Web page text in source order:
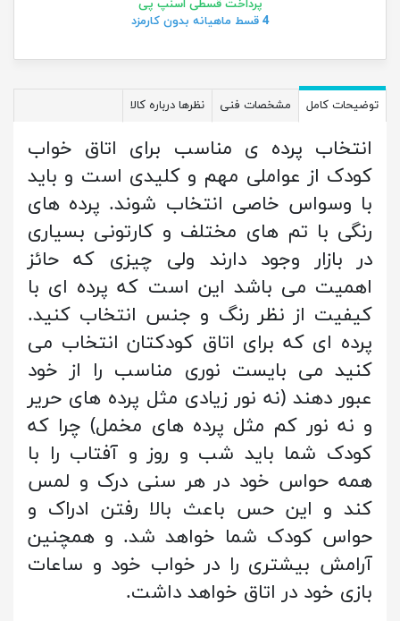
پرداخت قسطی اسنپ پی
4 قسط ماهیانه بدون کارمزد
توضیحات کامل مشخصات فنی نظرها درباره کالا
انتخاب پرده ی مناسب برای اتاق خواب
کودک از عواملی مهم و کلیدی است و باید
با وسواس خاصی انتخاب شوند. پرده های
رنگی با تم های مختلف و کارتونی بسیاری
در بازار وجود دارند ولی چیزی که حائز
اهمیت می باشد این است که پرده ای با
کیفیت از نظر رنگ و جنس انتخاب کنید.
پرده ای که برای اتاق کودکتان انتخاب می
کنید می بایست نوری مناسب را از خود
عبور دهند (نه نور زیادی مثل پرده های حریر
و نه نور کم مثل پرده های مخمل) چرا که
کودک شما باید شب و روز و آفتاب را با
همه حواس خود در هر سنی درک و لمس
کند و این حس باعث بالا رفتن ادراک و
حواس کودک شما خواهد شد. و همچنین
آرامش بیشتری را در خواب خود و ساعات
بازی خود در اتاق خواهد داشت.